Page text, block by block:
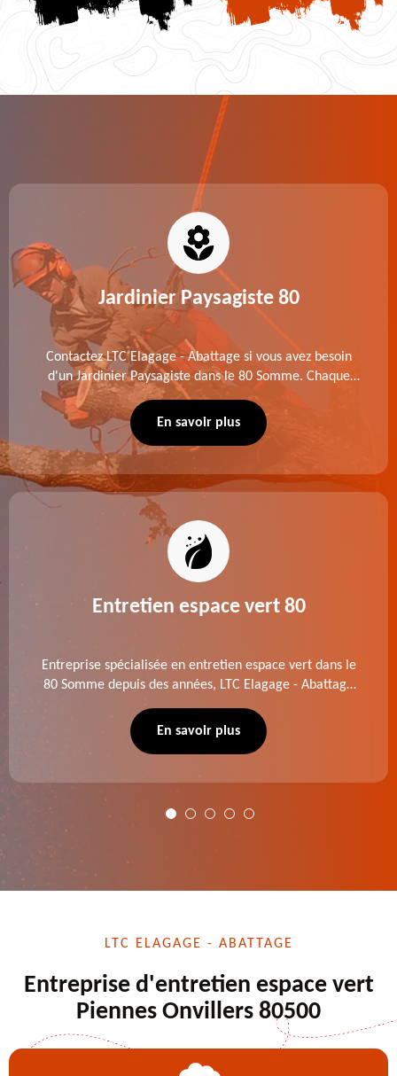
Jardinier Paysagiste 80
Contactez LTC Elagage - Abattage si vous avez besoin
d'un Jardinier Paysagiste dans le 80 Somme. Chaque
intervention est exécutée selon les normes en vigueur.
Découvrez un extérieur exceptionnel grâce à notre
En savoir plus
Entretien espace vert 80
Entreprise spécialisée en entretien espace vert dans le
80 Somme depuis des années, LTC Elagage - Abattage
de dessouchage et autre. Devis offert.
En savoir plus
LTC ELAGAGE - ABATTAGE
Entreprise d'entretien espace vert
Piennes Onvillers 80500